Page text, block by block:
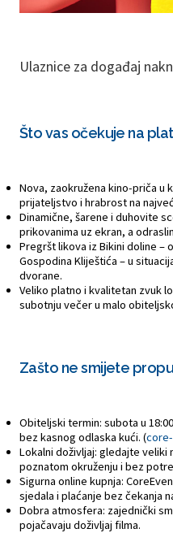
Ulaznice za događaj
Što vas očekuje na
Nova, zaokružena kino-priča u
prijateljstvo i hrabrost na
Dinamične, šarene i duhovite
prikovanima uz ekran, a
Pregršt likova iz Bikini doline –
Gospodina Kliještića – u
dvorane.
Veliko platno i kvalitetan zvuk
subotnju večer u malo
Zašto ne smijete
Obiteljski termin: subota u
bez kasnog odlaska kući. (
Lokalni doživljaj: gledajte veliki
poznatom okruženju i bez
Sigurna online kupnja:
sjedala i plaćanje bez čekanja
Dobra atmosfera: zajednički
pojačavaju doživljaj filma.